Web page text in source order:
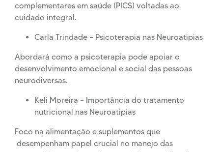
complementares em saúde (PICS) voltadas ao
cuidado integral.
Carla Trindade – Psicoterapia nas Neuroatipias
Abordará como a psicoterapia pode apoiar o
desenvolvimento emocional e social das pessoas
neurodiversas.
Keli Moreira – Importância do tratamento
nutricional nas Neuroatipias
Foco na alimentação e suplementos que
desempenham papel crucial no manejo das